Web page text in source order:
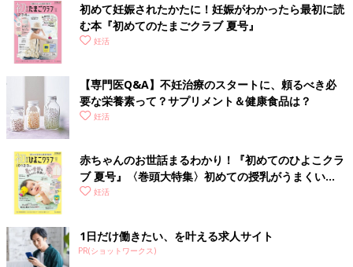
初めて妊娠されたかたに！妊娠がわかったら最初に読
む本『初めてのたまごクラブ 夏号』
妊活
【専門医Q&A】不妊治療のスタートに、頼るべき必
要な栄養素って？サプリメント＆健康食品は？
妊活
赤ちゃんのお世話まるわかり！『初めてのひよこクラ
ブ 夏号』〈巻頭大特集〉初めての授乳がうまくい
く！ おっぱい・ミルクの基本と夏のトラブル 解決テ
妊活
1日だけ働きたい、を叶える求人サイト
PR(ショットワークス)